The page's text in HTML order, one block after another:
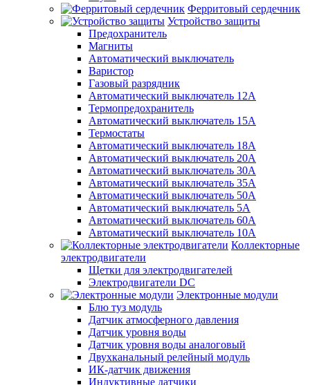
Ферритовый сердечник
Устройство защиты
Предохранитель
Магниты
Автоматический выключатель
Варистор
Газовый разрядник
Автоматический выключатель 12А
Термопредохранитель
Автоматический выключатель 15А
Термостаты
Автоматический выключатель 18А
Автоматический выключатель 20А
Автоматический выключатель 30А
Автоматический выключатель 35А
Автоматический выключатель 50А
Автоматический выключатель 5А
Автоматический выключатель 60А
Автоматический выключатель 10А
Коллекторные
электродвигатели
Щетки для электродвигателей
Электродвигатели DC
Электронные модули
Блю туз модуль
Датчик атмосферного давления
Датчик уровня воды
Датчик уровня воды аналоговый
Двухканальный релейный модуль
ИК-датчик движения
Индуктивные датчики